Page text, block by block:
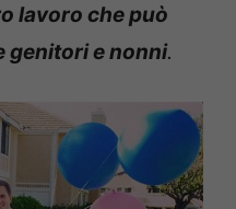
lavoro che può
genitori e nonni.